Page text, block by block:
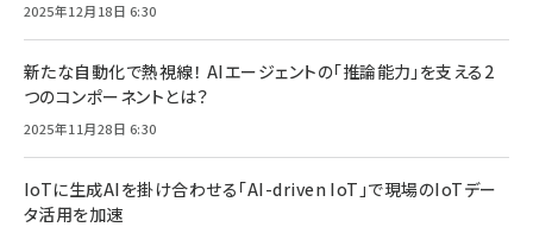
2025年12月18日 6:30
新たな自動化で熱視線！ AIエージェントの「推論能力」を支える2
つのコンポーネントとは？
2025年11月28日 6:30
IoTに生成AIを掛け合わせる「AI-driven IoT」で現場のIoTデー
タ活用を加速